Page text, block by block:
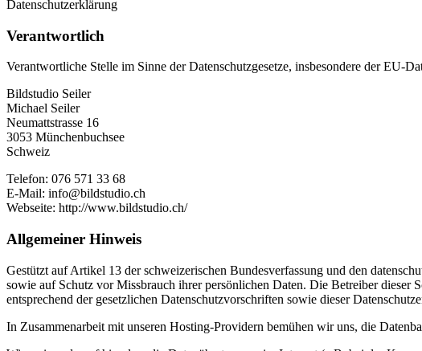
Datenschutzerklärung
Verantwortlich
Verantwortliche Stelle im Sinne der Datenschutzgesetze, insbesondere der EU-
Bildstudio Seiler
Michael Seiler
Neumattstrasse 16
3053 Münchenbuchsee
Schweiz
Telefon: 076 571 33 68
E-Mail: info@bildstudio.ch
Webseite: http://www.bildstudio.ch/
Allgemeiner Hinweis
Gestützt auf Artikel 13 der schweizerischen Bundesverfassung und den
sowie auf Schutz vor Missbrauch ihrer persönlichen Daten. Die Betreiber dieser
entsprechend der gesetzlichen Datenschutzvorschriften sowie dieser
In Zusammenarbeit mit unseren Hosting-Providern bemühen wir uns, die